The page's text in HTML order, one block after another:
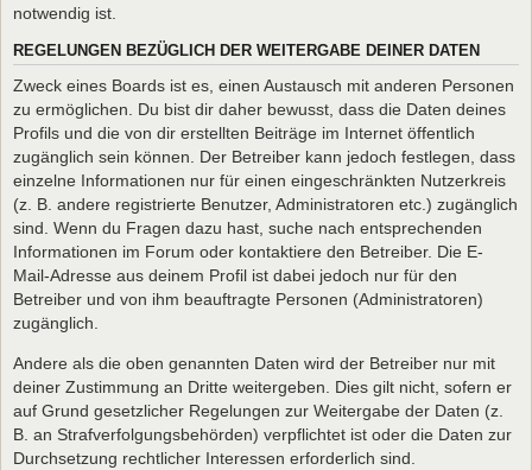
notwendig ist.
REGELUNGEN BEZÜGLICH DER WEITERGABE DEINER DATEN
Zweck eines Boards ist es, einen Austausch mit anderen Personen
zu ermöglichen. Du bist dir daher bewusst, dass die Daten deines
Profils und die von dir erstellten Beiträge im Internet öffentlich
zugänglich sein können. Der Betreiber kann jedoch festlegen, dass
einzelne Informationen nur für einen eingeschränkten Nutzerkreis
(z. B. andere registrierte Benutzer, Administratoren etc.) zugänglich
sind. Wenn du Fragen dazu hast, suche nach entsprechenden
Informationen im Forum oder kontaktiere den Betreiber. Die E-
Mail-Adresse aus deinem Profil ist dabei jedoch nur für den
Betreiber und von ihm beauftragte Personen (Administratoren)
zugänglich.
Andere als die oben genannten Daten wird der Betreiber nur mit
deiner Zustimmung an Dritte weitergeben. Dies gilt nicht, sofern er
auf Grund gesetzlicher Regelungen zur Weitergabe der Daten (z.
B. an Strafverfolgungsbehörden) verpflichtet ist oder die Daten zur
Durchsetzung rechtlicher Interessen erforderlich sind.